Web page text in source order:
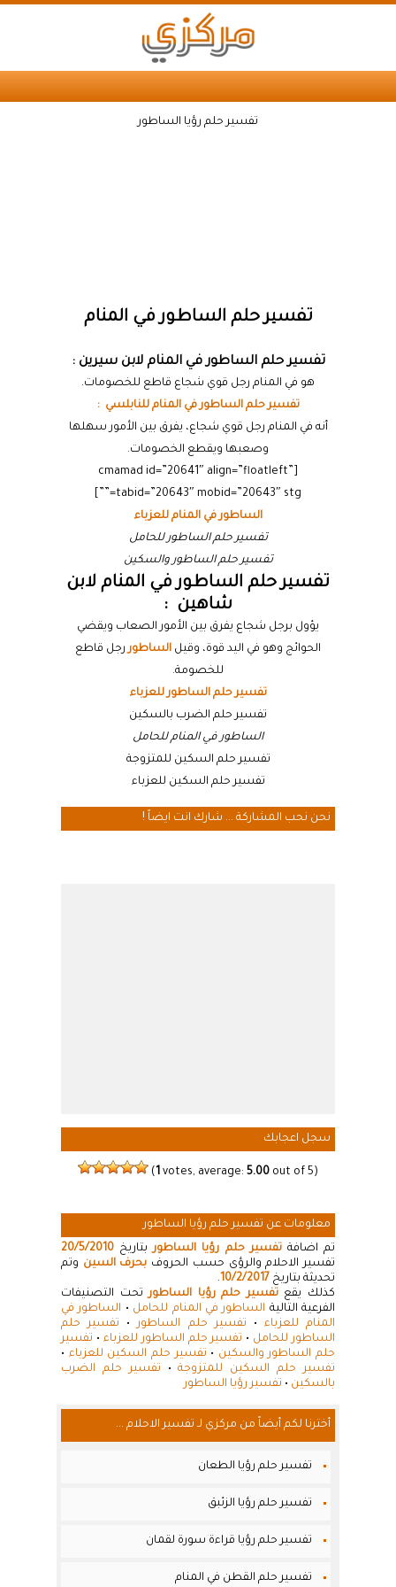
تفسير حلم رؤيا الساطور
تفسير حلم الساطور في المنام
تفسير حلم الساطور في المنام لابن سيرين :
هو في المنام رجل قوي شجاع قاطع للخصومات.
تفسير حلم الساطور في المنام للنابلسي :
أنه في المنام رجل قوي شجاع، يفرق بين الأمور سهلها
وصعبها ويقطع الخصومات.
[cmamad id=”20641″ align=”floatleft”
tabid=”20643″ mobid=”20643″ stg=””]
الساطور في المنام للعزباء
تفسير حلم الساطور للحامل
تفسير حلم الساطور والسكين
تفسير حلم الساطور في المنام لابن
شاهين :
يؤول برجل شجاع يفرق بين الأمور الصعاب ويقضي
الحوائج وهو في اليد قوة، وقيل الساطوررجل قاطع
للخصومة.
تفسير حلم الساطور للعزباء
تفسير حلم الضرب بالسكين
الساطور في المنام للحامل
تفسير حلم السكين للمتزوجة
تفسير حلم السكين للعزباء
نحن نحب المشاركة ... شارك انت ايضاً !
سجل اعجابك
( 1 votes, average: 5.00 out of 5)
معلومات عن تفسير حلم رؤيا الساطور
تم اضافةتفسير حلم رؤيا الساطوربتاريخ 20/5/2010
تفسير الاحلام والرؤى حسب الحروف بحرف السين وتم
تحديثة بتاريخ 10/2/2017
.
كذلك يقعتفسير حلم رؤيا الساطورتحت التصنيفات
الفرعية التالية الساطور في المنام للحامل • الساطور في
المنام للعزباء • تفسير حلم الساطور• تفسير حلم
الساطور للحامل • تفسير حلم الساطور للعزباء • تفسير
حلم الساطور والسكين • تفسير حلم السكين للعزباء •
تفسير حلم السكين للمتزوجة• تفسير حلم الضرب
بالسكين • تفسير رؤيا الساطور
أخترنا لكم أيضاً من مركزي لـ تفسير الاحلام ...
تفسير حلم رؤيا الطعان
تفسير حلم رؤيا الزئبق
تفسير حلم رؤيا قراءة سورة لقمان
تفسير حلم القطن في المنام